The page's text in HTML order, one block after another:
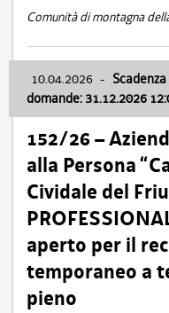
Comunità di montagna
10.04.2026 -
domande: 31.12.2026
152/26 –
alla Persona
Cividale del
aperto per il
temporaneo a
pieno